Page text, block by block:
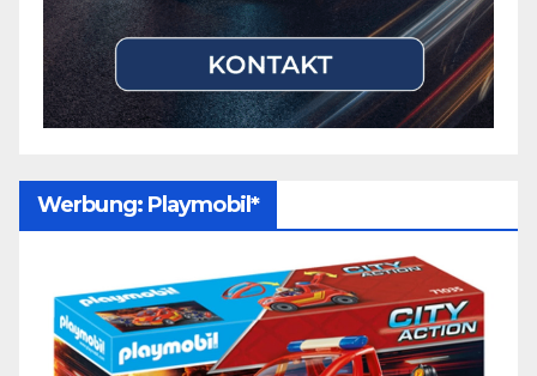
Werbung: Playmobil*